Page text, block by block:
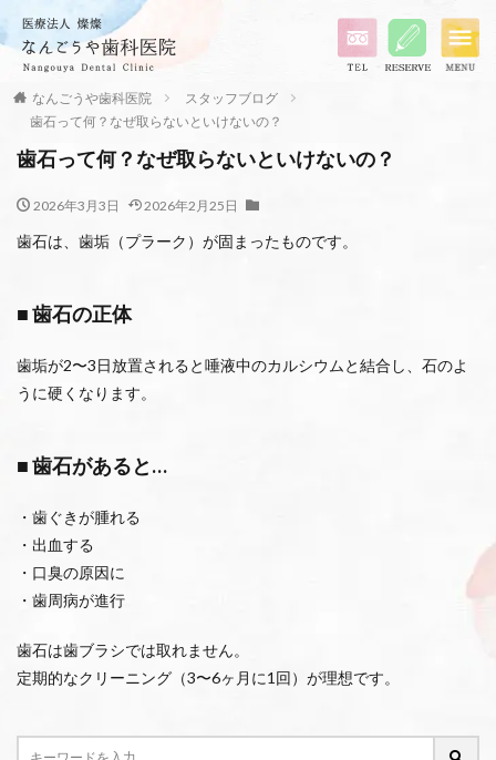
なんごうや歯科医院
スタッフブログ
歯石って何？なぜ取らないといけないの？
歯石って何？なぜ取らないといけないの？
2026年3月3日 2026年2月25日
歯石は、歯垢（プラーク）が固まったものです。
■ 歯石の正体
歯垢が2〜3日放置されると唾液中のカルシウムと結合し、石のよ
うに硬くなります。
■ 歯石があると…
・歯ぐきが腫れる
・出血する
・口臭の原因に
・歯周病が進行
歯石は歯ブラシでは取れません。
定期的なクリーニング（3〜6ヶ月に1回）が理想です。